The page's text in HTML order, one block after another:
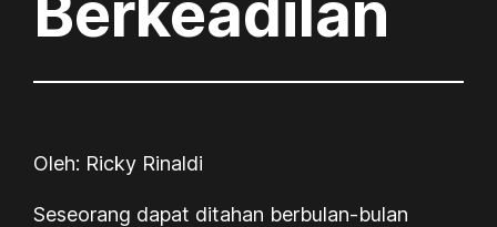
Oleh: Ricky Rinaldi
Seseorang dapat ditahan berbulan-bulan